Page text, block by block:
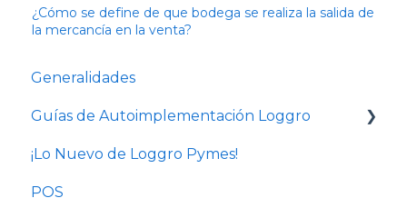
¿Cómo se define de que bodega se realiza la salida de
la mercancía en la venta?
Generalidades
Guías de Autoimplementación Loggro
Plan Facturación Electrónica
Plan Básico y Estándar (sin contabilidad)
¡Lo Nuevo de Loggro Pymes!
POS